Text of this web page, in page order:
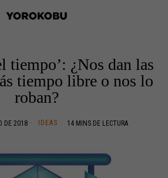
tiempo’: ¿Nos dan las
tiempo libre o nos lo
roban?
DE 2018 IDEAS 14 MINS DE LECTURA